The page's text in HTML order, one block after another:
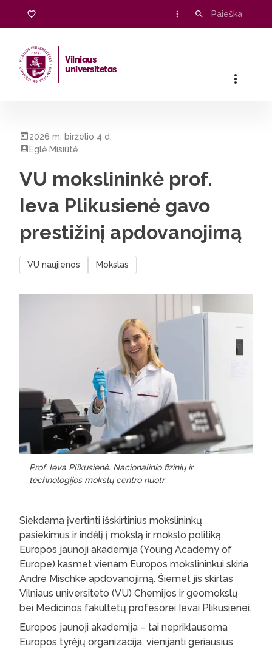
Vilniaus
universitetas
2026 m. birželio 4 d.
Eglė Misiūtė
VU mokslininkė prof.
Ieva Plikusienė gavo
prestižinį apdovanojimą
VU naujienos Mokslas
Prof. Ieva Plikusienė. Nacionalinio fizinių ir
technologijos mokslų centro nuotr.
Siekdama įvertinti išskirtinius mokslininkų
pasiekimus ir indėlį į mokslą ir mokslo politiką,
Europos jaunoji akademija (Young Academy of
Europe) kasmet vienam Europos mokslininkui skiria
André Mischke apdovanojimą. Šiemet jis skirtas
Vilniaus universiteto (VU) Chemijos ir geomokslų
bei Medicinos fakultetų profesorei Ievai Plikusienei.
Europos jaunoji akademija – tai nepriklausoma
Europos tyrėjų organizacija, vienijanti geriausius